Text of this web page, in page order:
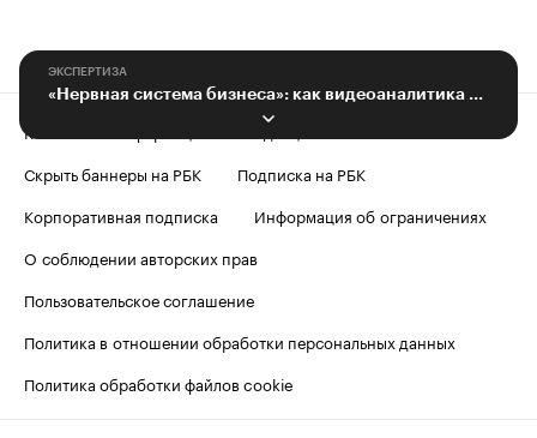
ЭКСПЕРТИЗА
«Нервная система бизнеса»: как видеоаналитика начала влиять на результаты
Контактная информация
Редакция
Скрыть баннеры на РБК
Подписка на РБК
Корпоративная подписка
Информация об ограничениях
О соблюдении авторских прав
Пользовательское соглашение
Политика в отношении обработки персональных данных
Политика обработки файлов cookie